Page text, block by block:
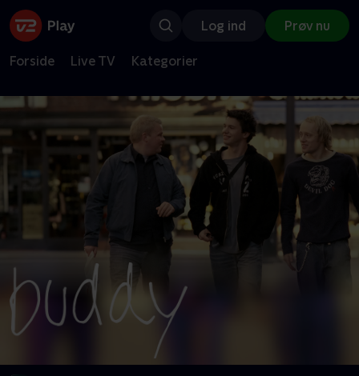
Log ind Prøv nu
Forside Live TV Kategorier